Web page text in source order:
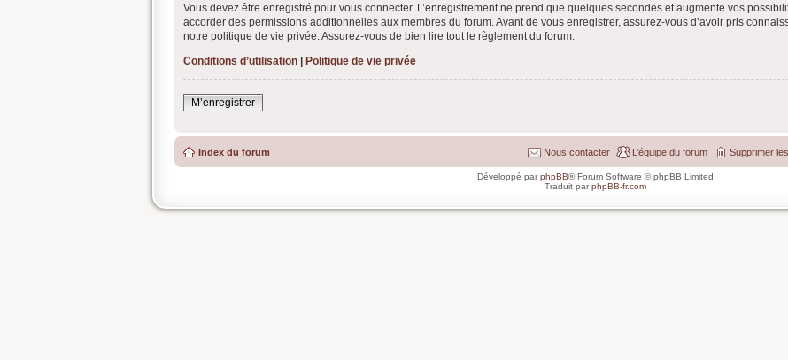
Vous devez être enregistré pour vous connecter. L’enregistrement ne prend que quelques secondes et augmente vos
accorder des permissions additionnelles aux membres du forum. Avant de vous enregistrer, assurez-vous d’avoir pris
notre politique de vie privée. Assurez-vous de bien lire tout le règlement du forum.
Conditions d’utilisation | Politique de vie privée
M’enregistrer
Index du forum Supprimer
L’équipe du forum
Nous contacter
Développé parphpBB® Forum Software © phpBB Limited
Traduit parphpBB-fr.com